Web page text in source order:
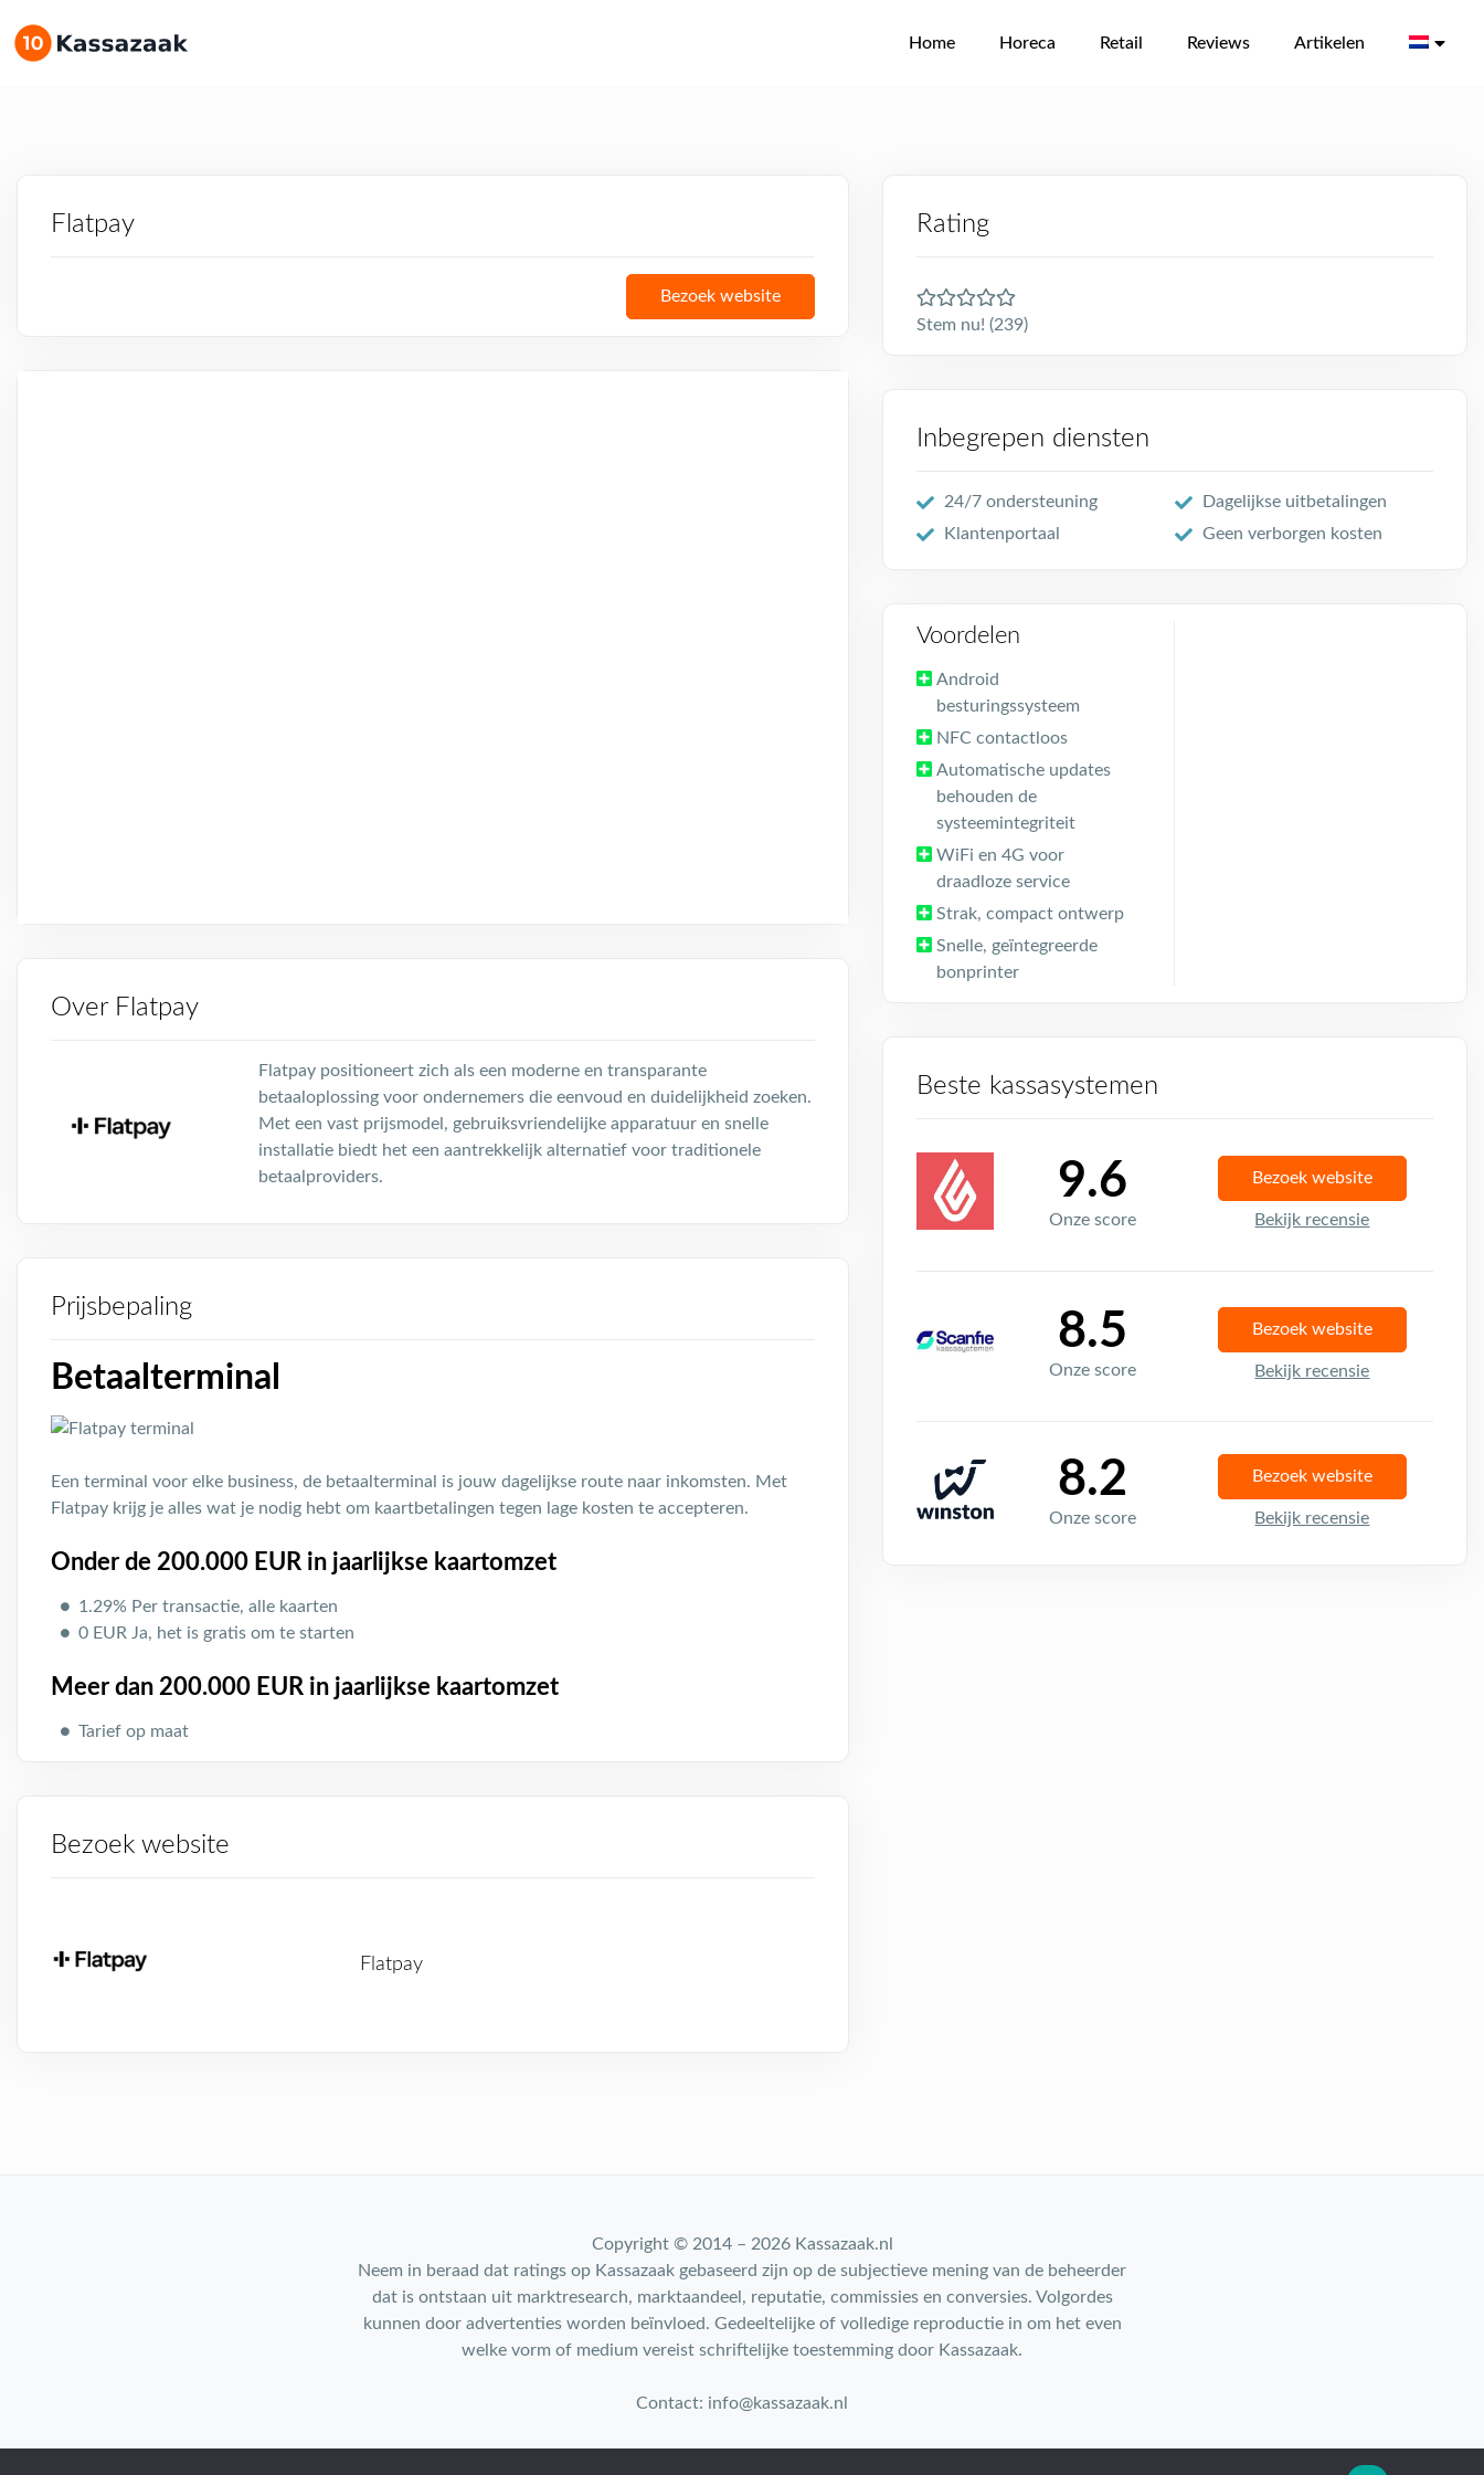
Home Horeca Retail Reviews Artikelen
Flatpay
Bezoek website
Over Flatpay
Flatpay positioneert zich als een moderne en transparante
betaaloplossing voor ondernemers die eenvoud en duidelijkheid zoeken.
Met een vast prijsmodel, gebruiksvriendelijke apparatuur en snelle
installatie biedt het een aantrekkelijk alternatief voor traditionele
betaalproviders.
Prijsbepaling
Betaalterminal
Een terminal voor elke business, de betaalterminal is jouw dagelijkse route naar inkomsten. Met
Flatpay krijg je alles wat je nodig hebt om kaartbetalingen tegen lage kosten te accepteren.
Onder de 200.000 EUR in jaarlijkse kaartomzet
1.29% Per transactie, alle kaarten
0 EUR Ja, het is gratis om te starten
Meer dan 200.000 EUR in jaarlijkse kaartomzet
Tarief op maat
Bezoek website
Flatpay
Rating
Stem nu! (239)
Inbegrepen diensten
24/7 ondersteuning
Dagelijkse uitbetalingen
Klantenportaal
Geen verborgen kosten
Voordelen
Android
besturingssysteem
NFC contactloos
Automatische updates
behouden de
systeemintegriteit
WiFi en 4G voor
draadloze service
Strak, compact ontwerp
Snelle, geïntegreerde
bonprinter
Beste kassasystemen
9.6
Onze score
Bezoek website
Bekijk recensie
8.5
Onze score
Bezoek website
Bekijk recensie
8.2
Onze score
Bezoek website
Bekijk recensie
Copyright © 2014 – 2026 Kassazaak.nl
Neem in beraad dat ratings op Kassazaak gebaseerd zijn op de subjectieve mening van de beheerder
dat is ontstaan uit marktresearch, marktaandeel, reputatie, commissies en conversies. Volgordes
kunnen door advertenties worden beïnvloed. Gedeeltelijke of volledige reproductie in om het even
welke vorm of medium vereist schriftelijke toestemming door Kassazaak.
Contact: info@kassazaak.nl